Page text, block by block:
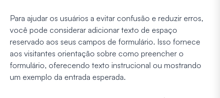
Para ajudar os usuários a evitar confusão e reduzir erros,
você pode considerar adicionar texto de espaço
reservado aos seus campos de formulário. Isso fornece
aos visitantes orientação sobre como preencher o
formulário, oferecendo texto instrucional ou mostrando
um exemplo da entrada esperada.